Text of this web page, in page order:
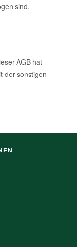
sind,
AGB hat
der sonstigen